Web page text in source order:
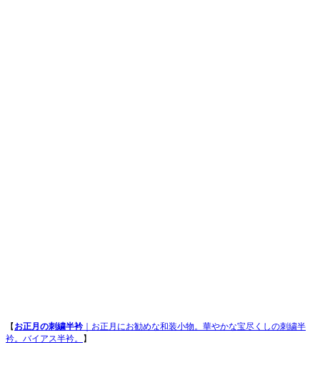
【お正月の刺繍半衿｜お正月にお勧めな和装小物。華やかな宝尽くしの刺繍半
衿。バイアス半衿。 】